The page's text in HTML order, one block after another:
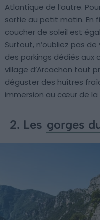
Atlantique de l’autre.
sortie au petit matin. En
coucher de soleil est
Surtout, n’oubliez pas
des parkings dédiés aux
village d’Arcachon tout
déguster des huîtres
immersion au cœur de la
2. Les gorges